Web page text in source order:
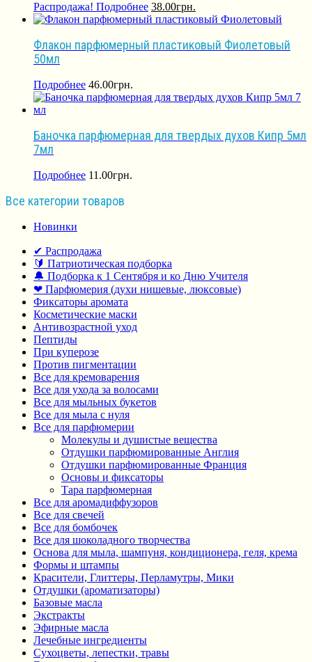
Распродажа! Подробнее 38.00грн.
Флакон парфюмерный пластиковый Фиолетовый
50мл
Подробнее 46.00грн.
Баночка парфюмерная для твердых духов Кипр 5мл
7мл
Подробнее 11.00грн.
Все категории товаров
Новинки
✔ Распродажа
🔰 Патриотическая подборка
🔔 Подборка к 1 Сентября и ко Дню Учителя
❤ Парфюмерия (духи нишевые, люксовые)
Фиксаторы аромата
Косметические маски
Антивозрастной уход
Пептиды
При куперозе
Против пигментации
Все для кремоварения
Все для ухода за волосами
Все для мыльных букетов
Все для мыла с нуля
Все для парфюмерии
Молекулы и душистые вещества
Отдушки парфюмированные Англия
Отдушки парфюмированные Франция
Основы и фиксаторы
Тара парфюмерная
Все для аромадиффузоров
Все для свечей
Все для бомбочек
Все для шоколадного творчества
Основа для мыла, шампуня, кондиционера, геля, крема
Формы и штампы
Красители, Глиттеры, Перламутры, Мики
Отдушки (ароматизаторы)
Базовые масла
Экстракты
Эфирные масла
Лечебные ингредиенты
Сухоцветы, лепестки, травы